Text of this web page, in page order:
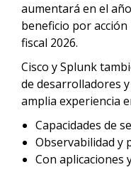
aumentará en el
beneficio por
fiscal 2026.
Cisco y Splunk
de desarrolladores
amplia experiencia
Capacidades de
Observabilidad y
Con aplicaciones